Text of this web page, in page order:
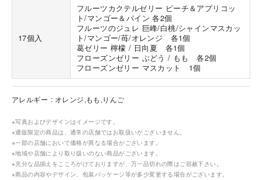
17個入
フルーツカクテルゼリー ピーチ＆アプリコッ
ト/マンゴー＆パイン 各2個
フルーツのジュレ 巨峰/白桃/シャインマスカッ
ト/マンゴー/苺/オレンジ 各1個
葛ゼリー 檸檬 / 日向夏 各1個
フローズンゼリー ぶどう / もも 各2個
フローズンゼリー マスカット 1個
アレルギー オレンジ,もも,りんご
※写真およびデザインはイメージです。
※通販限定の商品は、通常の店舗ではお取扱いがございません。
※一部の店舗において価格が異なる場合がございます。
※地域や店舗により取り扱いのない商品がございます。
※充分な品揃えをこころがけておりますが、万一品切れの際はご容赦下さい。
※商品の内容やデザイン、包装パッケージ等が多少変更する場合がございます。
岳や末広がりを意味す
やつ時」という意味を込
。雄大な八ヶ岳山麓の自
れる、こだわりのスイー
さい。
Vietnam